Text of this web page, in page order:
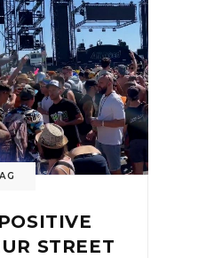
STREET